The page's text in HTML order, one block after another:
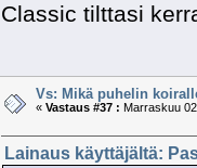
Classic tilttasi
Vs: Mikä puhelin
«Vastaus #37 : Marraskuu
Lainaus käyttäjältä: